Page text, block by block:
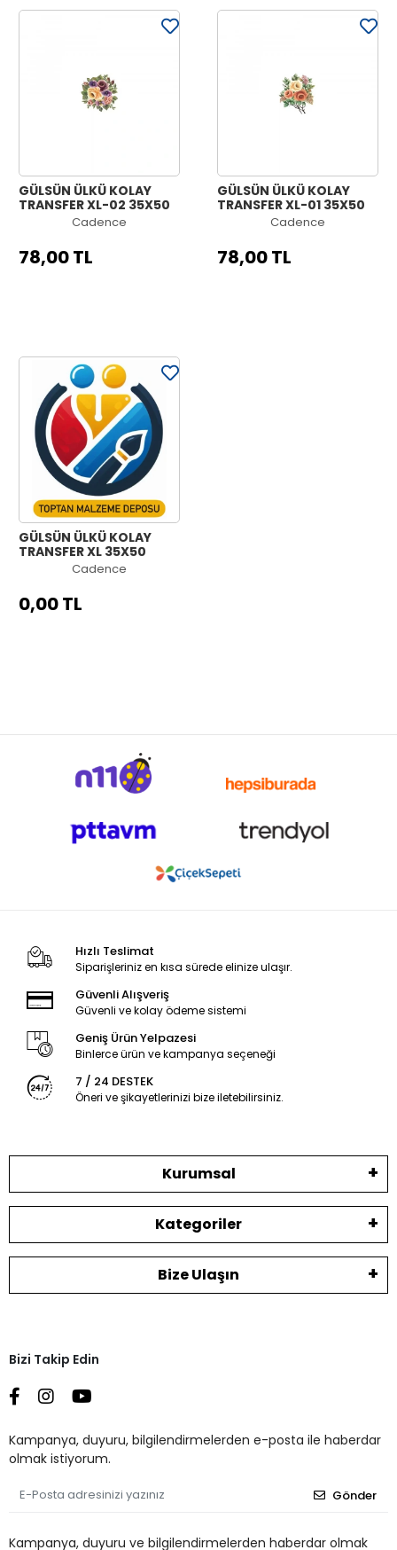
GÜLSÜN ÜLKÜ KOLAY
TRANSFER XL-02 35X50
Cadence
78,00 TL
GÜLSÜN ÜLKÜ KOLAY
TRANSFER XL-01 35X50
Cadence
78,00 TL
GÜLSÜN ÜLKÜ KOLAY
TRANSFER XL 35X50
Cadence
0,00 TL
Hızlı Teslimat
Siparişleriniz en kısa sürede elinize ulaşır.
Güvenli Alışveriş
Güvenli ve kolay ödeme sistemi
Geniş Ürün Yelpazesi
Binlerce ürün ve kampanya seçeneği
7 / 24 DESTEK
Öneri ve şikayetlerinizi bize iletebilirsiniz.
Kurumsal
Kategoriler
Bize Ulaşın
Bizi Takip Edin
Kampanya, duyuru, bilgilendirmelerden e-posta ile haberdar
olmak istiyorum.
Gönder
Kampanya, duyuru ve bilgilendirmelerden haberdar olmak